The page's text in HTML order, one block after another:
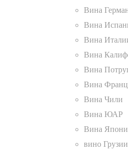
Вина
Вина
Вина
Вина
Вина
Вина
Вина Чили
Вина ЮАР
Вина
вино Грузии